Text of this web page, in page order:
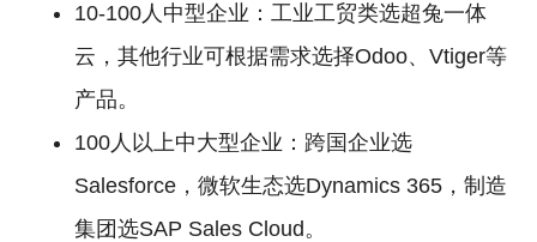
10-100人中型企业：工业工贸类选超兔一体
云，其他行业可根据需求选择Odoo、Vtiger等
产品。
100人以上中大型企业：跨国企业选
Salesforce，微软生态选Dynamics 365，制造
集团选SAP Sales Cloud。